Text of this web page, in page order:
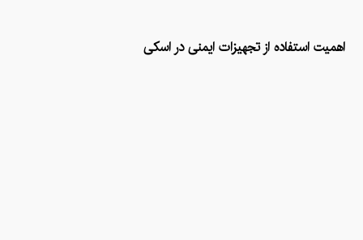
اهمیت استفاده از تجهیزات ایمنی در اسکی